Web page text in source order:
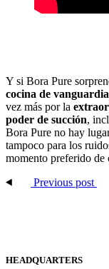
Y si Bora Pure
cocina de vanguardia
vez más por la
poder de succión,
Bora Pure no hay
tampoco para los
momento preferido de
Previous post
HEADQUARTERS